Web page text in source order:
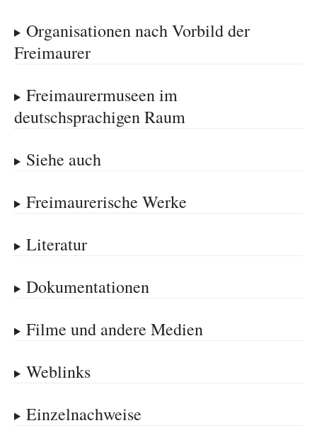
Organisationen nach Vorbild der
Freimaurer
Freimaurermuseen im
deutschsprachigen Raum
Siehe auch
Freimaurerische Werke
Literatur
Dokumentationen
Filme und andere Medien
Weblinks
Einzelnachweise